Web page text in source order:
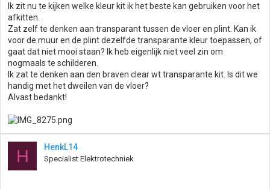
Ik zit nu te kijken welke kleur kit ik het beste kan gebruiken voor het
afkitten.
Zat zelf te denken aan transparant tussen de vloer en plint. Kan ik
voor de muur en de plint dezelfde transparante kleur toepassen, of
gaat dat niet mooi staan? Ik heb eigenlijk niet veel zin om
nogmaals te schilderen.
Ik zat te denken aan den braven clear wt transparante kit. Is dit we
handig met het dweilen van de vloer?
Alvast bedankt!
H HenkL14
Specialist Elektrotechniek